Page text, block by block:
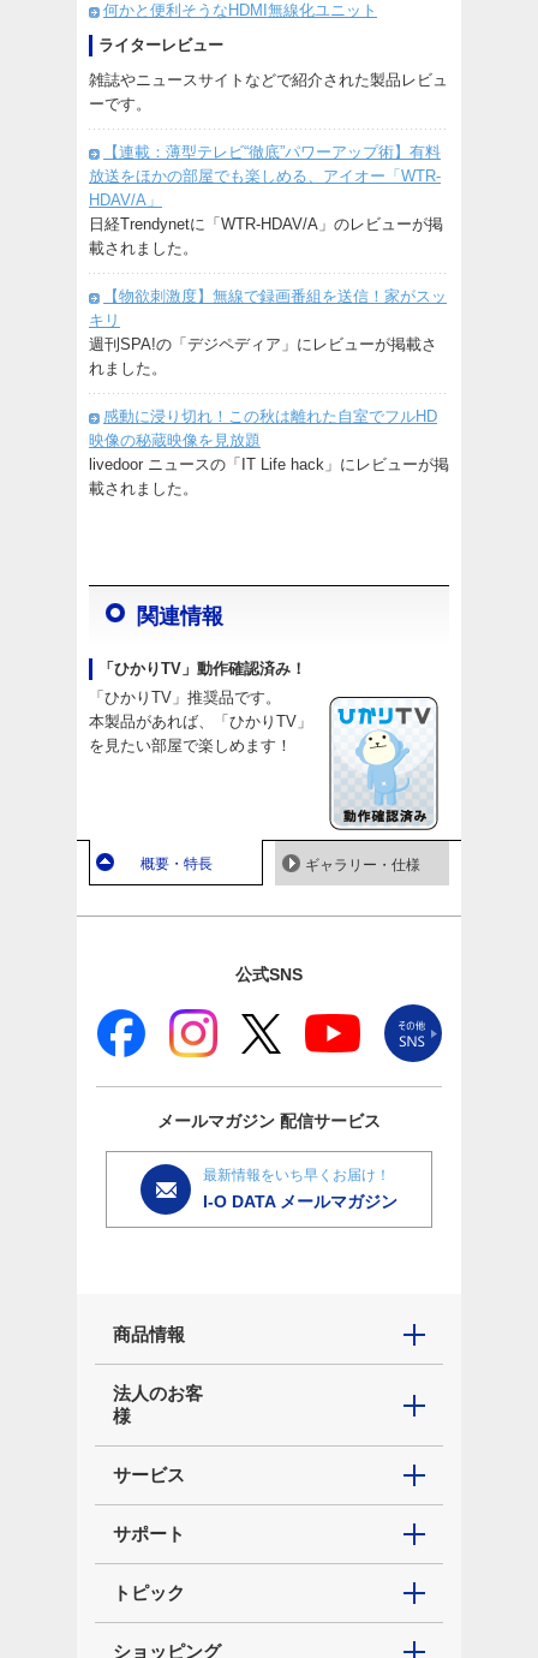
何かと便利そうなHDMI無線化ユニット
ライターレビュー
雑誌やニュースサイトなどで紹介された製品レビュ
ーです。
【連載：薄型テレビ“徹底”パワーアップ術】有料
放送をほかの部屋でも楽しめる、アイオー「WTR-
HDAV/A」
日経Trendynetに「WTR-HDAV/A」のレビューが掲
載されました。
【物欲刺激度】無線で録画番組を送信！家がスッ
キリ
週刊SPA!の「デジペディア」にレビューが掲載さ
れました。
感動に浸り切れ！この秋は離れた自室でフルHD
映像の秘蔵映像を見放題
livedoor ニュースの「IT Life hack」にレビューが掲
載されました。
関連情報
「ひかりTV」動作確認済み！
「ひかりTV」推奨品です。
本製品があれば、「ひかりTV」
を見たい部屋で楽しめます！
概要・特長 ギャラリー・仕様
公式SNS
メールマガジン 配信サービス
最新情報をいち早くお届け！
I-O DATA メールマガジン
商品情報
法人のお客
様
サービス
サポート
トピック
ショッピング